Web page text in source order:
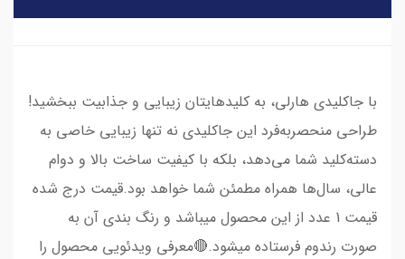
با جاکلیدی هارلی، به کلیدهایتان زیبایی و جذابیت ببخشید!
طراحی منحصربه‌فرد این جاکلیدی نه تنها زیبایی خاصی به
دسته‌کلید شما می‌دهد، بلکه با کیفیت ساخت بالا و دوام
عالی، سال‌ها همراه مطمئن شما خواهد بود.قیمت درج شده
قیمت 1 عدد از این محصول میباشد و رنگ بندی آن به
صورت رندوم فرستاده میشود.🔴معرفی ویدئویی محصول را